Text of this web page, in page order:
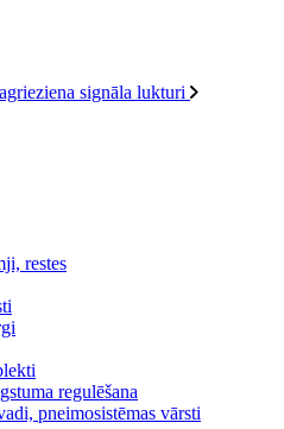
signāla lukturi
restes
regulēšana
pneimosistēmas vārsti